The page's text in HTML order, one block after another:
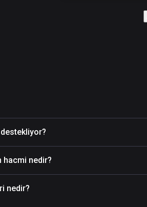
hacmi nedir?
nedir?